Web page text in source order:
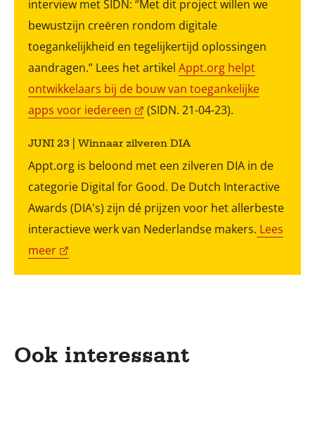
interview met SIDN: “Met dit project willen we
bewustzijn creëren rondom digitale
toegankelijkheid en tegelijkertijd oplossingen
aandragen.” Lees het artikel Appt.org helpt
ontwikkelaars bij de bouw van toegankelijke
apps voor iedereen
(SIDN. 21-04-23).
JUNI 23 | Winnaar zilveren DIA
Appt.org is beloond met een zilveren DIA in de
categorie Digital for Good. De Dutch Interactive
Awards (DIA's) zijn dé prijzen voor het allerbeste
interactieve werk van Nederlandse makers. Lees
meer
Ook interessant